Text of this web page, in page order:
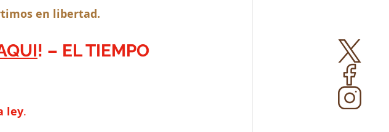
en libertad.
! – EL TIEMPO
ley.